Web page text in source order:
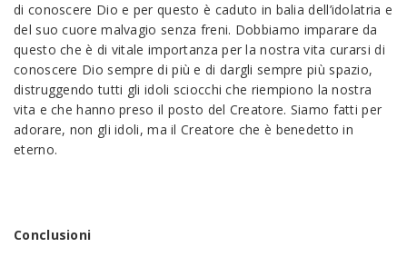
di conoscere Dio e per questo è caduto in balia dell’idolatria e
del suo cuore malvagio senza freni. Dobbiamo imparare da
questo che è di vitale importanza per la nostra vita curarsi di
conoscere Dio sempre di più e di dargli sempre più spazio,
distruggendo tutti gli idoli sciocchi che riempiono la nostra
vita e che hanno preso il posto del Creatore. Siamo fatti per
adorare, non gli idoli, ma il Creatore che è benedetto in
eterno.
Conclusioni